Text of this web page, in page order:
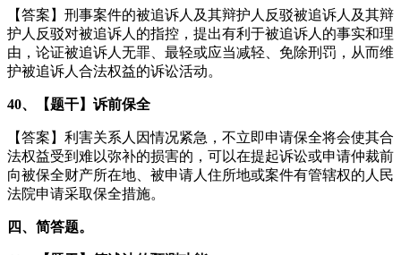
【答案】刑事案件的被追诉人及其辩护人反驳被追诉人及其辩
护人反驳对被追诉人的指控，提出有利于被追诉人的事实和理
由，论证被追诉人无罪、最轻或应当减轻、免除刑罚，从而维
护被追诉人合法权益的诉讼活动。
40、【题干】诉前保全
【答案】利害关系人因情况紧急，不立即申请保全将会使其合
法权益受到难以弥补的损害的，可以在提起诉讼或申请仲裁前
向被保全财产所在地、被申请人住所地或案件有管辖权的人民
法院申请采取保全措施。
四、简答题。